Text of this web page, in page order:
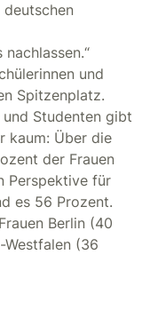
und
Spitzenplatz.
Studenten gibt
kaum: Über die
der Frauen
Perspektive für
es 56 Prozent.
Berlin (40
Westfalen (36